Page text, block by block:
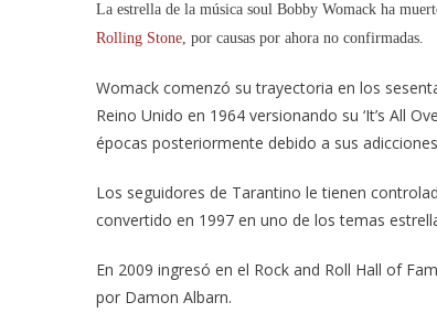
La estrella de la música soul Bobby Womack ha
Rolling Stone, por causas por ahora no confirmadas.
Womack comenzó su trayectoria en los
Reino Unido en 1964 versionando su ‘It’s All
épocas posteriormente debido a sus
Los seguidores de Tarantino le tienen
convertido en 1997 en uno de los temas
En 2009 ingresó en el Rock and Roll Hall of
por Damon Albarn.